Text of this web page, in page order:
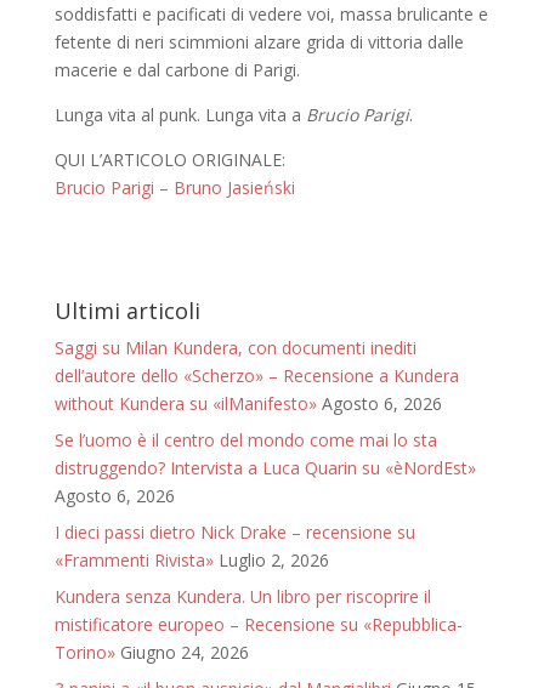
soddisfatti e pacificati di vedere voi, massa brulicante e
fetente di neri scimmioni alzare grida di vittoria dalle
macerie e dal carbone di Parigi.
Lunga vita al punk. Lunga vita a Brucio Parigi.
QUI L’ARTICOLO ORIGINALE:
Brucio Parigi – Bruno Jasieński
Ultimi articoli
Saggi su Milan Kundera, con documenti inediti
dell’autore dello «Scherzo» – Recensione a Kundera
without Kundera su «ilManifesto» Agosto 6, 2026
Se l’uomo è il centro del mondo come mai lo sta
distruggendo? Intervista a Luca Quarin su «èNordEst»
Agosto 6, 2026
I dieci passi dietro Nick Drake – recensione su
«Frammenti Rivista» Luglio 2, 2026
Kundera senza Kundera. Un libro per riscoprire il
mistificatore europeo – Recensione su «Repubblica-
Torino» Giugno 24, 2026